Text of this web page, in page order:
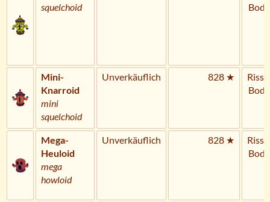
squelchoid
Mini-
Knarroid
mini
squelchoid
Unverkäuflich 828 ★
Riss
Mega-
Heuloid
mega
howloid
Unverkäuflich 828 ★
Riss